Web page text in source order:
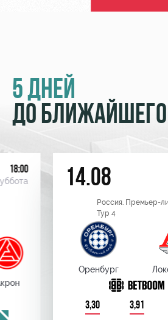
5 ДНЕЙ
ДО
18:00 14.08
Россия. Премьер-
Тур 4
Оренбург
3,30 3,91